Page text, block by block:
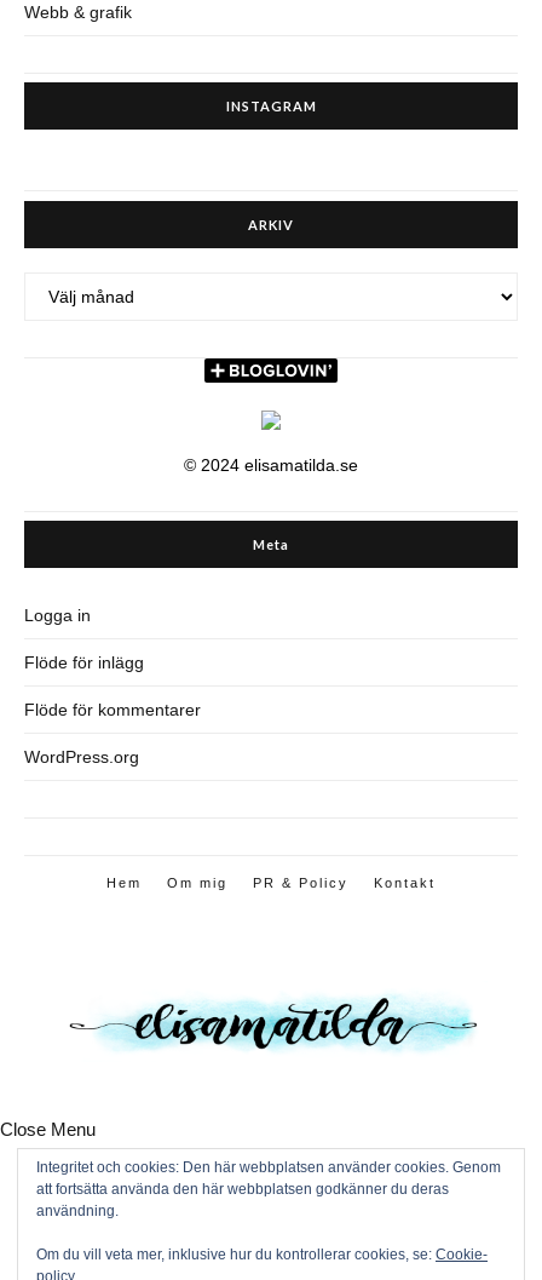
Webb & grafik
INSTAGRAM
ARKIV
© 2024 elisamatilda.se
Meta
Logga in
Flöde för inlägg
Flöde för kommentarer
WordPress.org
Hem Om mig PR & Policy Kontakt
Close Menu
Hem
Om mig
PR & Policy
Kontakt
Integritet och cookies: Den här webbplatsen använder cookies. Genom
att fortsätta använda den här webbplatsen godkänner du deras
användning.
Om du vill veta mer, inklusive hur du kontrollerar cookies, se: Cookie-
policy